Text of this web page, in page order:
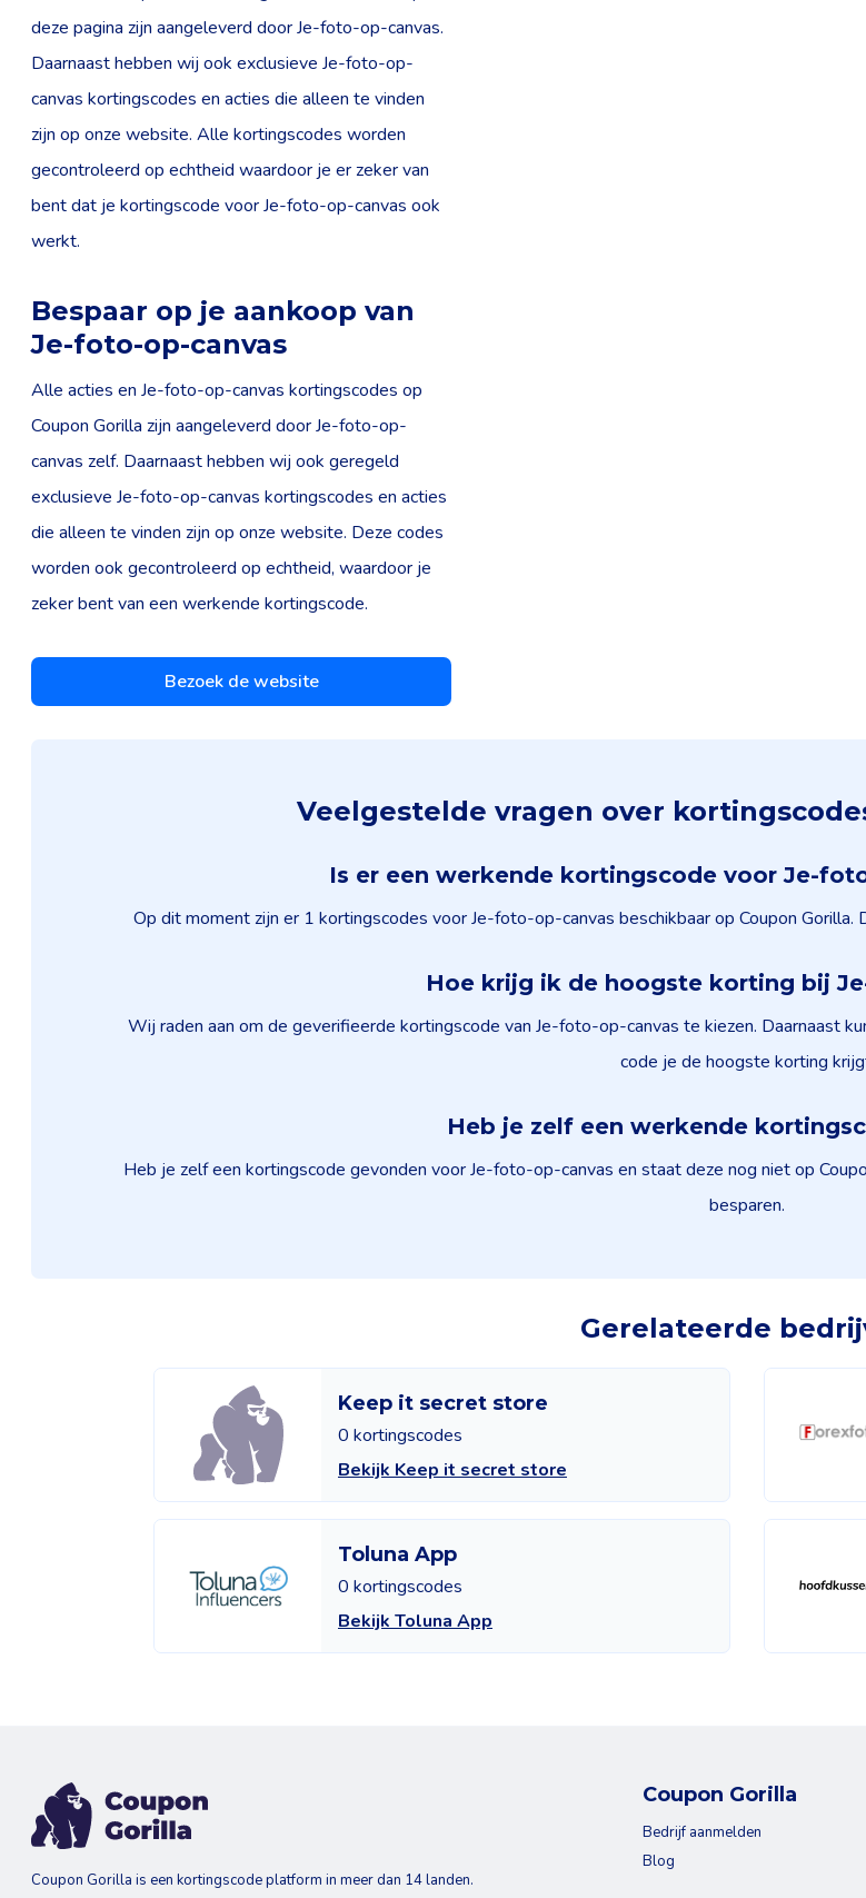
deze pagina zijn aangeleverd door Je-foto-op-canvas.
Daarnaast hebben wij ook exclusieve Je-foto-op-
canvas kortingscodes en acties die alleen te vinden
zijn op onze website. Alle kortingscodes worden
gecontroleerd op echtheid waardoor je er zeker van
bent dat je kortingscode voor Je-foto-op-canvas ook
werkt.
Bespaar op je aankoop van
Je-foto-op-canvas
Alle acties en Je-foto-op-canvas kortingscodes op
Coupon Gorilla zijn aangeleverd door Je-foto-op-
canvas zelf. Daarnaast hebben wij ook geregeld
exclusieve Je-foto-op-canvas kortingscodes en acties
die alleen te vinden zijn op onze website. Deze codes
worden ook gecontroleerd op echtheid, waardoor je
zeker bent van een werkende kortingscode.
Bezoek de website
Veelgestelde vragen over
Is er een werkende kortingscode voor Je-
Op dit moment zijn er 1 kortingscodes voor Je-foto-op-canvas beschikbaar op Coupon
Hoe krijg ik de hoogste korting bij
Wij raden aan om de geverifieerde kortingscode van Je-foto-op-canvas te kiezen. Daarnaast
code je de hoogste korting
Heb je zelf een werkende
Heb je zelf een kortingscode gevonden voor Je-foto-op-canvas en staat deze nog niet op
besparen.
Gerelateerde
Keep it secret store
0 kortingscodes
Bekijk Keep it secret store
Toluna App
0 kortingscodes
Bekijk Toluna App
Coupon Gorilla is een kortingscode platform in meer dan 14 landen.
Coupon Gorilla
Bedrijf aanmelden
Blog